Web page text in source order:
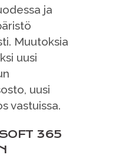
ja
Muutoksia
uusi
uusi
vastuissa.
365